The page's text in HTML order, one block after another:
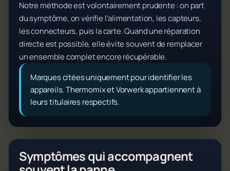
Notre méthode est volontairement prudente : on part
du symptôme, on vérifie l'alimentation, les capteurs,
les connecteurs, puis la carte. Quand une réparation
directe est possible, elle évite souvent de remplacer
un ensemble complet encore récupérable.
Marques citées uniquement pour identifier les
appareils. Thermomix et Vorwerk appartiennent à
leurs titulaires respectifs.
Symptômes qui accompagnent